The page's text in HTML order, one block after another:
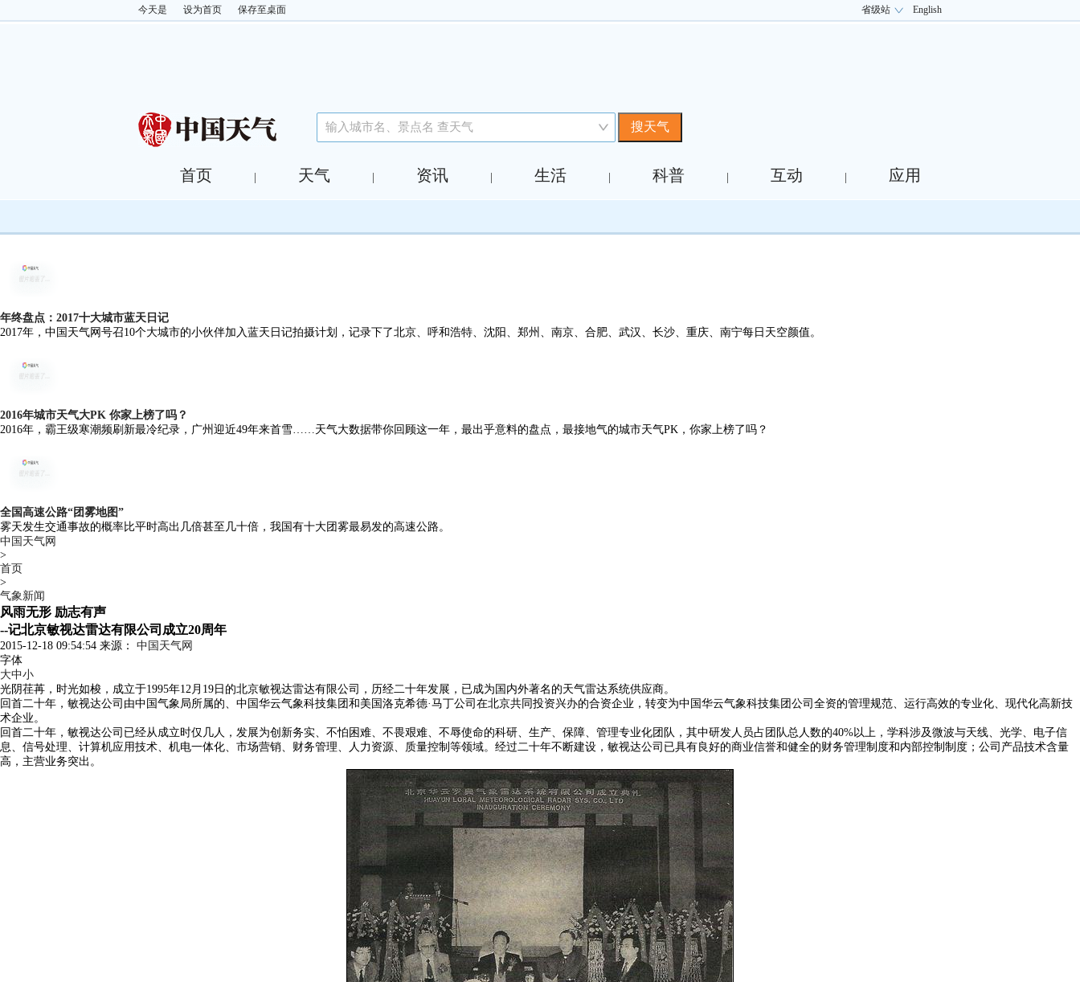
今天是 设为首页 保存至桌面 English
省级站
首页 天气 资讯 生活 科普 互动 应用
年终盘点：2017十大城市蓝天日记
2017年，中国天气网号召10个大城市的小伙伴加入蓝天日记拍摄计划，记录下了北京、呼和浩特、沈阳、郑州、南京、合肥、武汉、长沙、重庆、南宁每日天空颜值。
2016年城市天气大PK 你家上榜了吗？
2016年，霸王级寒潮频刷新最冷纪录，广州迎近49年来首雪……天气大数据带你回顾这一年，最出乎意料的盘点，最接地气的城市天气PK，你家上榜了吗？
全国高速公路“团雾地图”
雾天发生交通事故的概率比平时高出几倍甚至几十倍，我国有十大团雾最易发的高速公路。
中国天气网
>
首页
>
气象新闻
风雨无形 励志有声
--记北京敏视达雷达有限公司成立20周年
2015-12-18 09:54:54 来源： 中国天气网
字体
大中小
光阴荏苒，时光如梭，成立于1995年12月19日的北京敏视达雷达有限公司，历经二十年发展，已成为国内外著名的天气雷达系统供应商。
回首二十年，敏视达公司由中国气象局所属的、中国华云气象科技集团和美国洛克希德·马丁公司在北京共同投资兴办的合资企业，转变为中国华云气象科技集团公司全资的管理规范、运行高效的专业化、现代化高新技
术企业。
回首二十年，敏视达公司已经从成立时仅几人，发展为创新务实、不怕困难、不畏艰难、不辱使命的科研、生产、保障、管理专业化团队，其中研发人员占团队总人数的40%以上，学科涉及微波与天线、光学、电子信
息、信号处理、计算机应用技术、机电一体化、市场营销、财务管理、人力资源、质量控制等领域。经过二十年不断建设，敏视达公司已具有良好的商业信誉和健全的财务管理制度和内部控制制度；公司产品技术含量
高，主营业务突出。